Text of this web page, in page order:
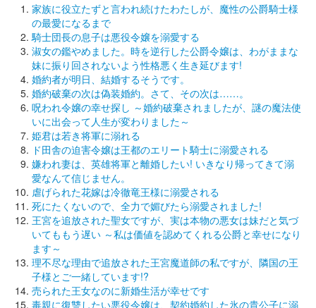
家族に役立たずと言われ続けたわたしが、魔性の公爵騎士様
の最愛になるまで
騎士団長の息子は悪役令嬢を溺愛する
淑女の鑑やめました。時を逆行した公爵令嬢は、わがままな
妹に振り回されないよう性格悪く生き延びます!
婚約者が明日、結婚するそうです。
婚約破棄の次は偽装婚約。さて、その次は……。
呪われ令嬢の幸せ探し ～婚約破棄されましたが、謎の魔法使
いに出会って人生が変わりました～
姫君は若き将軍に溺れる
ド田舎の迫害令嬢は王都のエリート騎士に溺愛される
嫌われ妻は、英雄将軍と離婚したい! いきなり帰ってきて溺
愛なんて信じません。
虐げられた花嫁は冷徹竜王様に溺愛される
死にたくないので、全力で媚びたら溺愛されました!
王宮を追放された聖女ですが、実は本物の悪女は妹だと気づ
いてももう遅い ～私は価値を認めてくれる公爵と幸せになり
ます～
理不尽な理由で追放された王宮魔道師の私ですが、隣国の王
子様とご一緒しています!?
売られた王女なのに新婚生活が幸せです
毒親に復讐したい悪役令嬢は、契約婚約した氷の貴公子に溺